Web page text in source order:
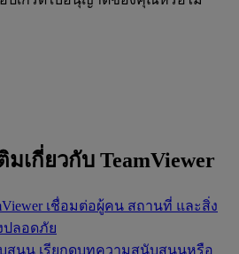
เกี่ยวกับ TeamViewer
เชื่อมต่อผู้คน สถานที่ และสิ่ง
ปลอดภัย
สนุน เรียกดูบทความสนับสนุนหรือ